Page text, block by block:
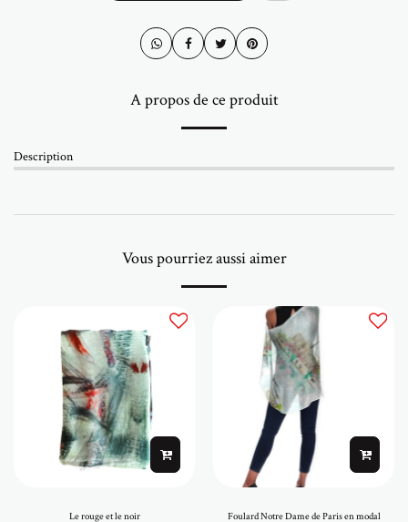
A propos de ce produit
Description
Vous pourriez aussi aimer
Le rouge et le noir Foulard Notre Dame de Paris en modal